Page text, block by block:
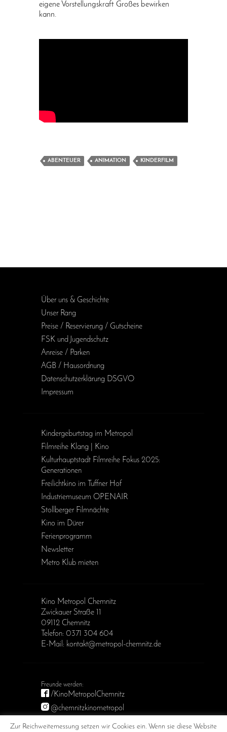
eigene Vorstellungskraft Großes bewirken
kann.
ABENTEUER ANIMATION KINDERFILM
Über uns & Geschichte
Unser Rang
Preise / Reservierung / Gutscheine
FSK und Jugendschutz
Anreise / Parken
AGB / Haus­ordnung
Daten­schutz­erklärung DSGVO
Impressum
Kinder­geburts­tag im Metropol
Filmreihe Klang | Kino
Kulturhauptstadt Filmreihe Fokus 2025:
Generationen
Freilichtkino im Tuffner Hof
Industriemuseum OPENAIR
Stollberger Filmnächte
Kino im Dürer
Ferienprogramm
Newsletter
Metro Klub mieten
Kino Metropol Chemnitz
Zwickauer Straße 11
09112 Chemnitz
Telefon: 0371 304 604
E-Mail: kontakt@metropol-chemnitz.de
/KinoMetropolChemnitz
@chemnitzkinometropol
Zur Reichweitemessung setzen wir Cookies ein. Wenn sie diese Website